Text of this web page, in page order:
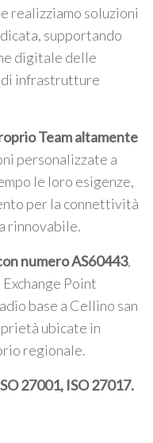
realizziamo soluzioni
supportando
digitale delle
di infrastrutture
Team altamente
personalizzate a
le loro esigenze,
per la connettività
rinnovabile.
numero AS60443,
Point
base a Cellino san
ubicate in
regionale.
27001, ISO 27017.